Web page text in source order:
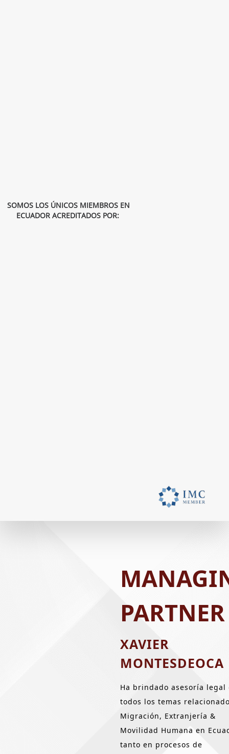
SOMOS LOS ÚNICOS MIEMBROS EN
ECUADOR ACREDITADOS POR:
PARTNER
XAVIER
MONTESDEOCA
Ha brindado asesoría legal
todos los temas
Migración, Extranjería &
Movilidad Humana en
tanto en procesos de